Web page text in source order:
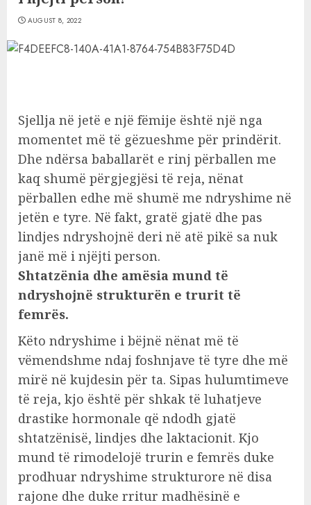
AUGUST 8, 2022
Sjellja në jetë e një fëmije është një nga
momentet më të gëzueshme për prindërit.
Dhe ndërsa baballarët e rinj përballen me
kaq shumë përgjegjësi të reja, nënat
përballen edhe më shumë me ndryshime në
jetën e tyre. Në fakt, gratë gjatë dhe pas
lindjes ndryshojnë deri në atë pikë sa nuk
janë më i njëjti person.
Shtatzënia dhe amësia mund të
ndryshojnë strukturën e trurit të
femrës.
Këto ndryshime i bëjnë nënat më të
vëmendshme ndaj foshnjave të tyre dhe më
mirë në kujdesin për ta. Sipas hulumtimeve
të reja, kjo është për shkak të luhatjeve
drastike hormonale që ndodh gjatë
shtatzënisë, lindjes dhe laktacionit. Kjo
mund të rimodelojë trurin e femrës duke
prodhuar ndryshime strukturore në disa
rajone dhe duke rritur madhësinë e